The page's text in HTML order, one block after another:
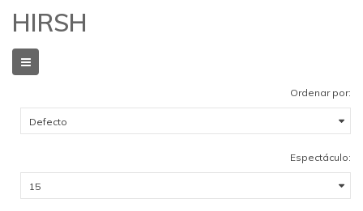
HIRSH
Ordenar por:
Espectáculo: